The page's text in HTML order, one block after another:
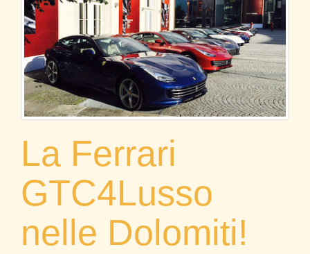
La Ferrari
GTC4Lusso
nelle Dolomiti!